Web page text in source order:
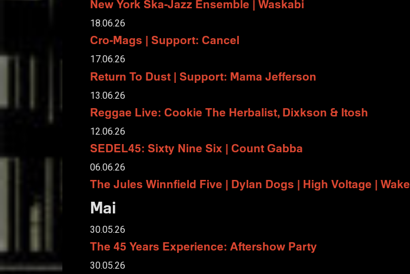
New York Ska-Jazz Ensemble | Waskabi
18.06.26
Cro-Mags | Support: Cancel
17.06.26
Return To Dust | Support: Mama Jefferson
13.06.26
Reggae Live: Cookie The Herbalist, Dixkson & Itosh
12.06.26
SEDEL45: Sixty Nine Six | Count Gabba
06.06.26
The Jules Winnfield Five | Dylan Dogs | High Voltage | Wake
Mai
30.05.26
The 45 Years Experience: Aftershow Party
30.05.26